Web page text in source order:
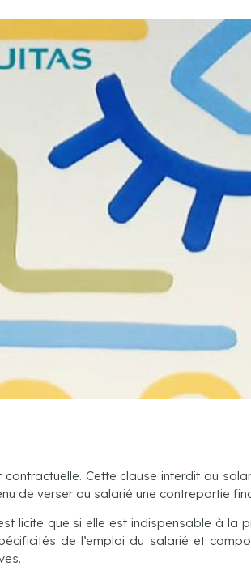
Cette clause interdit au
de verser au salarié une contrepartie
licite que si elle est indispensable à la
de l’emploi du salarié et